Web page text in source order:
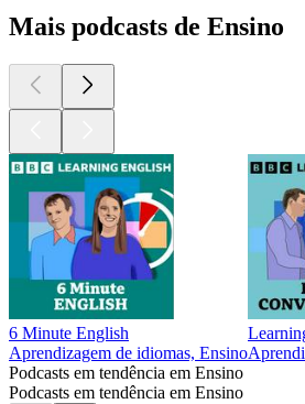
Mais podcasts de Ensino
6 Minute English
Aprendizagem de idiomas, Ensino
Podcasts em tendência em Ensino
Podcasts em tendência em Ensino